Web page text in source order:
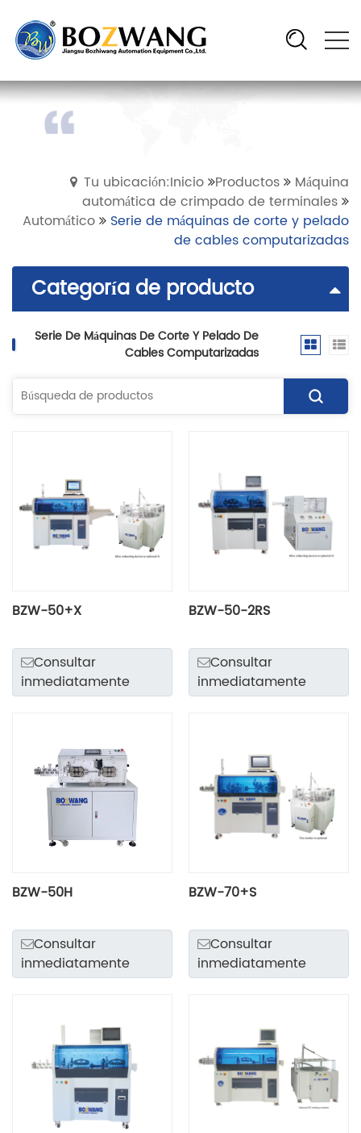
Tu ubicación:Inicio Productos
Máquina
automática de crimpado de terminales
Automático
Serie de máquinas de corte y pelado
de cables computarizadas
Categoría de producto
Serie De Máquinas De Corte Y Pelado De
Cables Computarizadas
BZW-50+X
Consultar
inmediatamente
BZW-50-2RS
Consultar
inmediatamente
BZW-50H
Consultar
inmediatamente
BZW-70+S
Consultar
inmediatamente